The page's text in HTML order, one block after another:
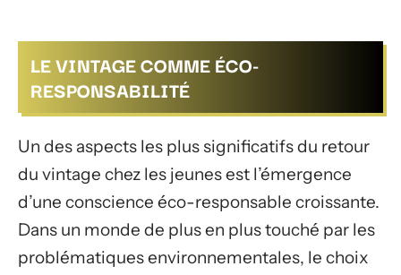
LE VINTAGE COMME ÉCO-
RESPONSABILITÉ
Un des aspects les plus significatifs du retour
du vintage chez les jeunes est l’émergence
d’une conscience éco-responsable croissante.
Dans un monde de plus en plus touché par les
problématiques environnementales, le choix